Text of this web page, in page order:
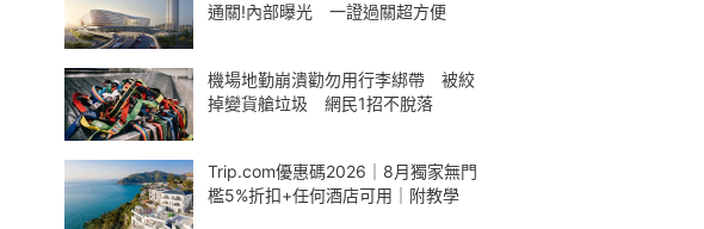
通關!內部曝光 一證過關超方便
機場地勤崩潰勸勿用行李綁帶 被絞
掉變貨艙垃圾 網民1招不脫落
Trip.com優惠碼2026｜8月獨家無門
檻5%折扣+任何酒店可用｜附教學